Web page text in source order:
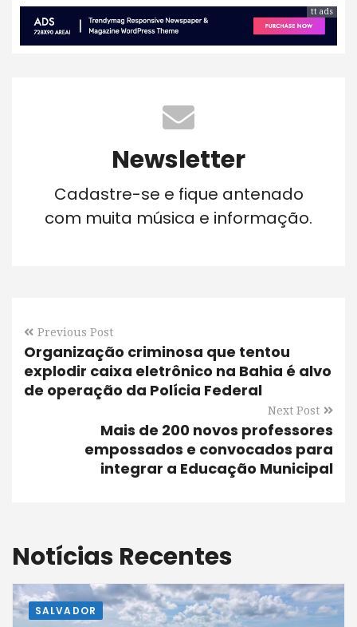
tt ads
Newsletter
Cadastre-se e fique antenado
com muita música e informação.
Previous Post
Organização criminosa que tentou
explodir caixa eletrônico na Bahia é alvo
de operação da Polícia Federal
Next Post
Mais de 200 novos professores
empossados e convocados para
integrar a Educação Municipal
Notícias Recentes
SALVADOR